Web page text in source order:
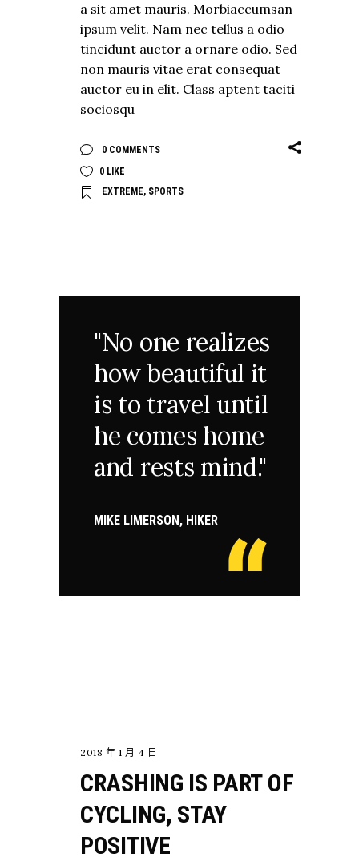
a sit amet mauris. Morbiaccumsan
ipsum velit. Nam nec tellus a odio
tincidunt auctor a ornare odio. Sed
non mauris vitae erat consequat
auctor eu in elit. Class aptent taciti
sociosqu
0 COMMENTS
0 LIKE
EXTREME, SPORTS
"No one realizes
how beautiful it
is to travel until
he comes home
and rests mind."
MIKE LIMERSON, HIKER
2018 年 1 月 4 日
CRASHING IS PART OF
CYCLING, STAY
POSITIVE